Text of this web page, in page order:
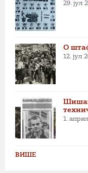
29. јул
О
12. јул
1.
ВИШЕ